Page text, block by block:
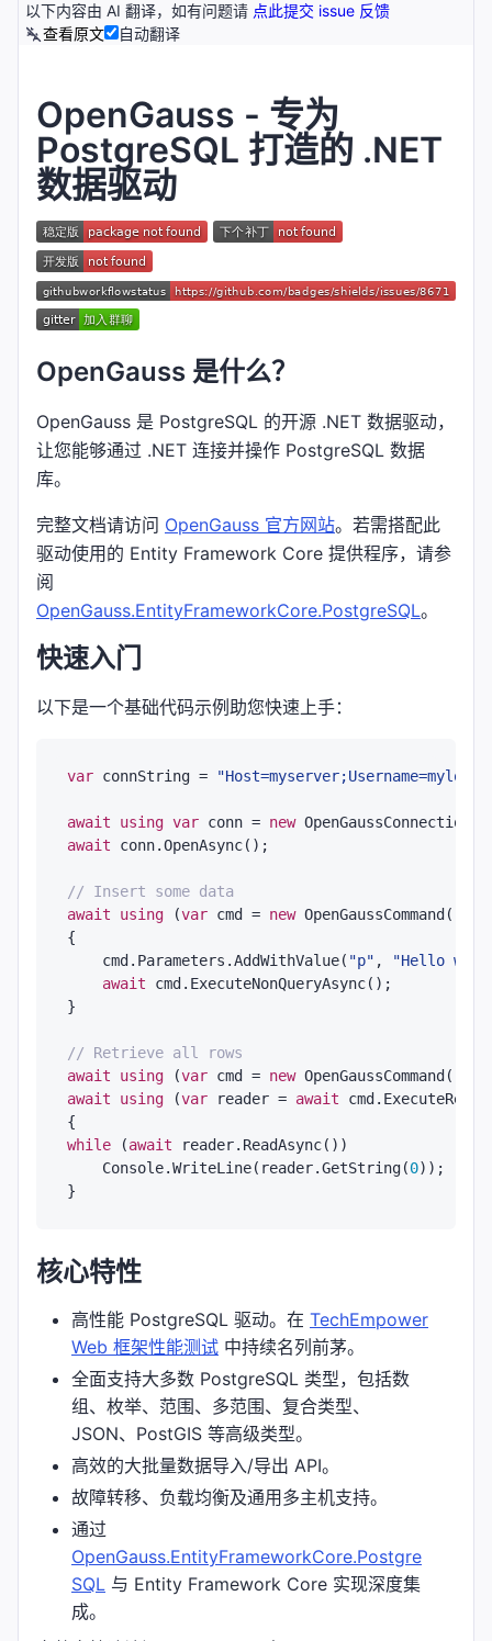
以下内容由 AI 翻译，如有问题请 点此提交 issue 反馈
查看原文
自动翻译
OpenGauss - 专为
PostgreSQL 打造的 .NET
数据驱动
OpenGauss 是什么？
OpenGauss 是 PostgreSQL 的开源 .NET 数据驱动，
让您能够通过 .NET 连接并操作 PostgreSQL 数据
库。
完整文档请访问 OpenGauss 官方网站。若需搭配此
驱动使用的 Entity Framework Core 提供程序，请参
阅
OpenGauss.EntityFrameworkCore.PostgreSQL。
快速入门
以下是一个基础代码示例助您快速上手：
var connString =
await using var conn = new
await conn.OpenAsync();
// Insert some data
await
using (var cmd = new OpenGaussCommand(
{
    cmd.Parameters.AddWithValue(
"p" ,
"Hello
await cmd.ExecuteNonQueryAsync();
}
// Retrieve all rows
await
using (var cmd = new OpenGaussCommand(
await
using (var reader = await
while (await reader.ReadAsync())
    Console.WriteLine(reader.GetString(
0));
核心特性
高性能 PostgreSQL 驱动。在 TechEmpower
Web 框架性能测试 中持续名列前茅。
全面支持大多数 PostgreSQL 类型，包括数
组、枚举、范围、多范围、复合类型、
JSON、PostGIS 等高级类型。
高效的大批量数据导入/导出 API。
故障转移、负载均衡及通用多主机支持。
通过
OpenGauss.EntityFrameworkCore.Postgre
SQL 与 Entity Framework Core 实现深度集
成。